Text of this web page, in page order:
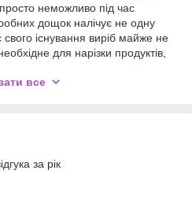
неможливо під час
дощок налічує не одну
існування виріб майже не
для нарізки продуктів,
та сковороди, тільки зняті з
все
за рік